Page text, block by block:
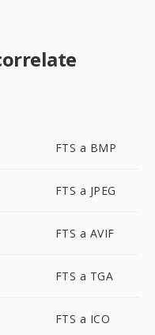
FTS a BMP
FTS a JPEG
FTS a AVIF
FTS a TGA
FTS a ICO